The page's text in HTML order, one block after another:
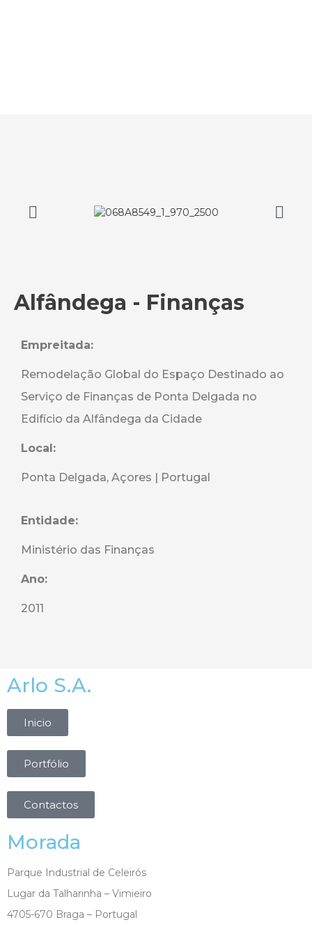
Alfândega - Finanças
Empreitada:
Remodelação Global do Espaço Destinado ao
Serviço de Finanças de Ponta Delgada no
Edifício da Alfândega da Cidade
Local:
Ponta Delgada, Açores | Portugal
Entidade:
Ministério das Finanças
Ano:
2011
Arlo S.A.
Inicio
Portfólio
Contactos
Morada
Parque Industrial de Celeirós
Lugar da Talharinha – Vimieiro
4705-670 Braga – Portugal